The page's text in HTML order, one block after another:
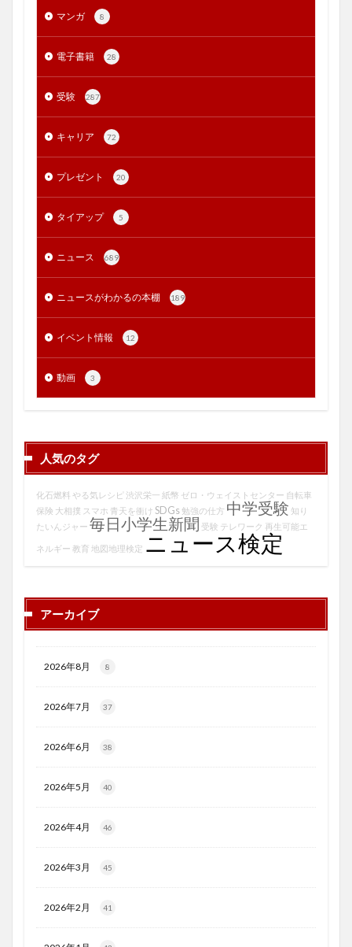
マンガ 8
電子書籍 28
受験 287
キャリア 72
プレゼント 20
タイアップ 5
ニュース 689
ニュースがわかるの本棚 189
イベント情報 12
動画 3
人気のタグ
化石燃料 やる気レシピ 渋沢栄一 紙幣 ゼロ・ウェイストセンター 自転車
保険 大相撲 スマホ 青天を衝け SDGs 勉強の仕方 中学受験 知り
たいんジャー 毎日小学生新聞 受験 テレワーク 再生可能エ
ネルギー 教育 地図地理検定 ニュース検定
アーカイブ
2026年8月 8
2026年7月 37
2026年6月 38
2026年5月 40
2026年4月 46
2026年3月 45
2026年2月 41